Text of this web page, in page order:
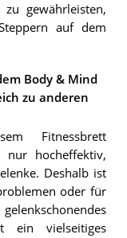
zu gewährleisten,
auf dem
Body & Mind
zu anderen
Fitnessbrett
nur hocheffektiv,
Deshalb ist
oder für
ein vielseitiges